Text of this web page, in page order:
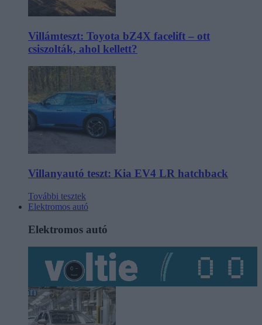
Villámteszt: Toyota bZ4X facelift – ott
csiszolták, ahol kellett?
Villanyautó teszt: Kia EV4 LR hatchback
További tesztek
Elektromos autó
Elektromos autó